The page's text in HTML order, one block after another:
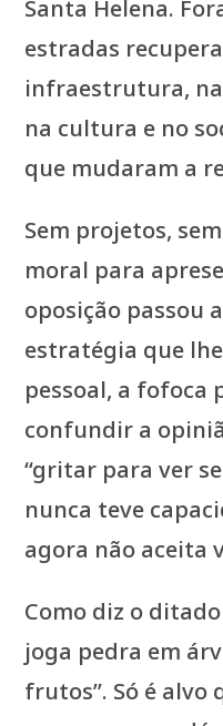
Santa Helena.
estradas
infraestrutura, na
na cultura e no
que mudaram a
Sem projetos,
moral para
oposição passou
estratégia que
pessoal, a fofoca
confundir a
“gritar para ver
nunca teve
agora não aceita
Como diz o
joga pedra em
frutos”. Só é alvo